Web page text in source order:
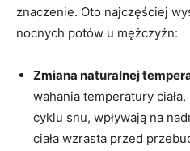
znaczenie. Oto najczęściej
nocnych potów u mężczyźn:
Zmiana naturalnej
wahania temperatury
cyklu snu, wpływają na
ciała wzrasta przed